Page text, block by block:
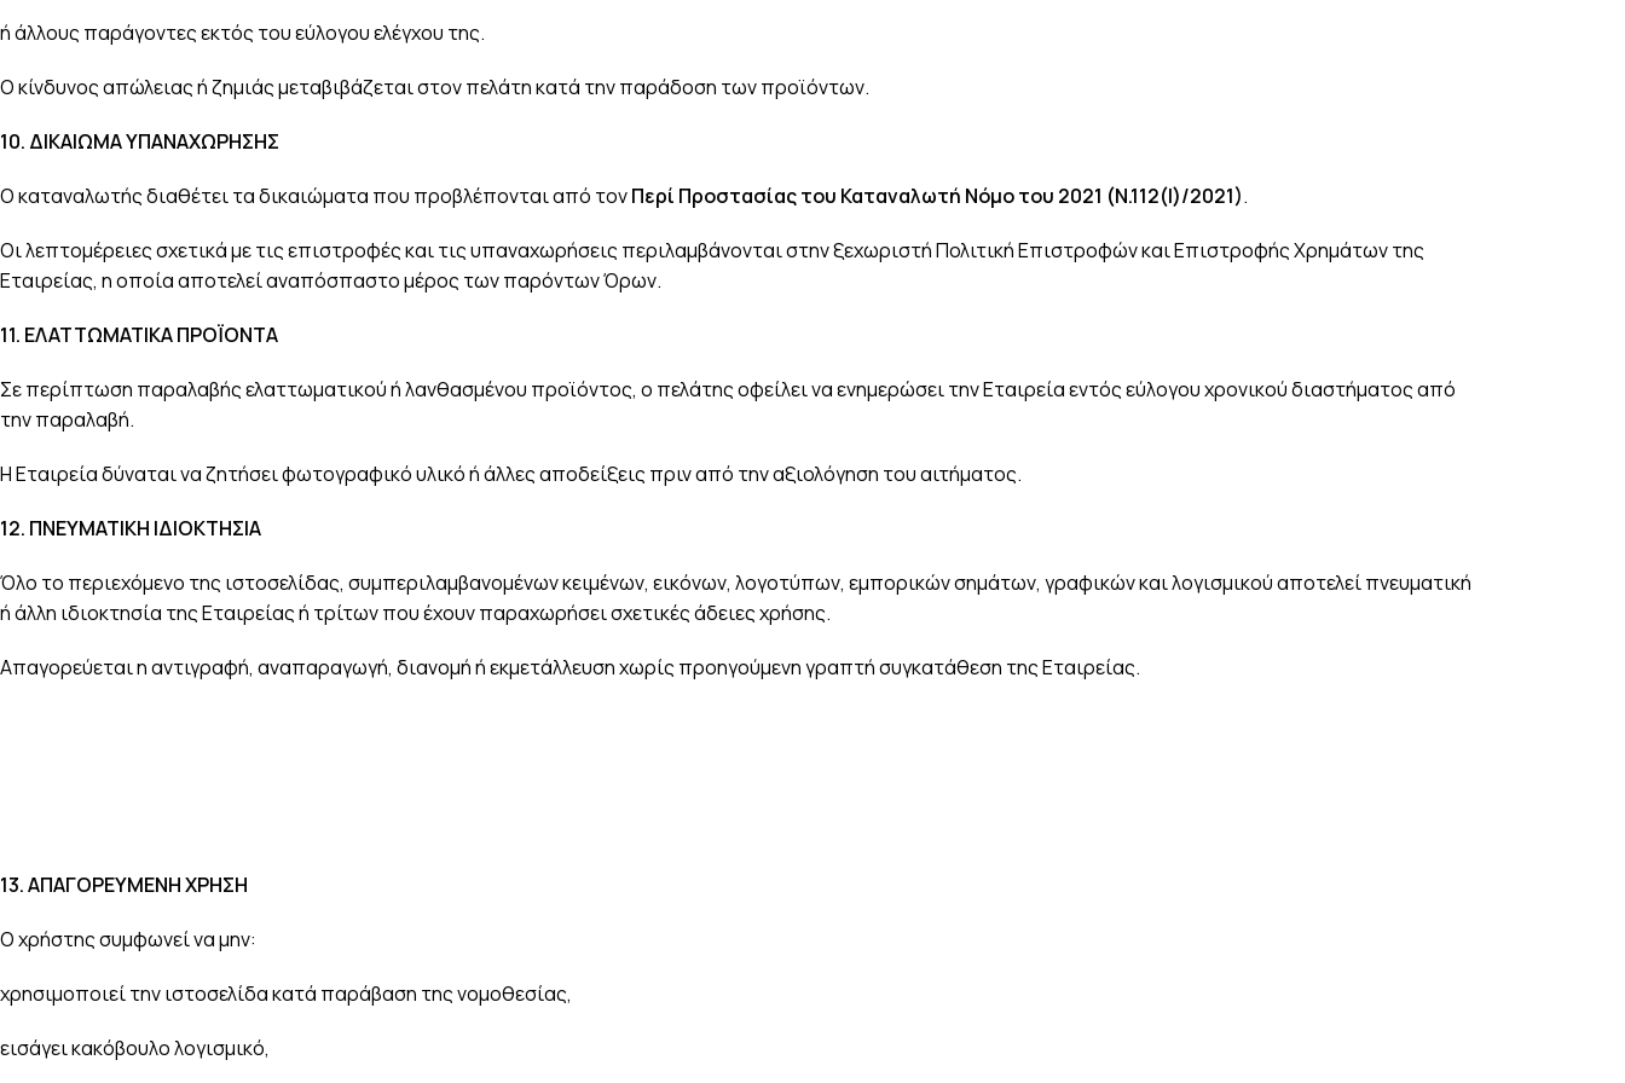
ή άλλους παράγοντες εκτός του εύλογου ελέγχου της.
Ο κίνδυνος απώλειας ή ζημιάς μεταβιβάζεται στον πελάτη κατά την παράδοση των προϊόντων.
10. ΔΙΚΑΙΩΜΑ ΥΠΑΝΑΧΩΡΗΣΗΣ
Ο καταναλωτής διαθέτει τα δικαιώματα που προβλέπονται από τονΠερί Προστασίας του Καταναλωτή Νόμο του 2021 (Ν.112(I)/2021).
Οι λεπτομέρειες σχετικά με τις επιστροφές και τις υπαναχωρήσεις περιλαμβάνονται στην ξεχωριστή Πολιτική Επιστροφών και Επιστροφής Χρημάτων της
Εταιρείας, η οποία αποτελεί αναπόσπαστο μέρος των παρόντων Όρων.
11. ΕΛΑΤΤΩΜΑΤΙΚΑ ΠΡΟΪΟΝΤΑ
Σε περίπτωση παραλαβής ελαττωματικού ή λανθασμένου προϊόντος, ο πελάτης οφείλει να ενημερώσει την Εταιρεία εντός εύλογου χρονικού διαστήματος από
την παραλαβή.
Η Εταιρεία δύναται να ζητήσει φωτογραφικό υλικό ή άλλες αποδείξεις πριν από την αξιολόγηση του αιτήματος.
12. ΠΝΕΥΜΑΤΙΚΗ ΙΔΙΟΚΤΗΣΙΑ
Όλο το περιεχόμενο της ιστοσελίδας, συμπεριλαμβανομένων κειμένων, εικόνων, λογοτύπων, εμπορικών σημάτων, γραφικών και λογισμικού αποτελεί πνευματική
ή άλλη ιδιοκτησία της Εταιρείας ή τρίτων που έχουν παραχωρήσει σχετικές άδειες χρήσης.
Απαγορεύεται η αντιγραφή, αναπαραγωγή, διανομή ή εκμετάλλευση χωρίς προηγούμενη γραπτή συγκατάθεση της Εταιρείας.
13.ΑΠΑΓΟΡΕΥΜΕΝΗ ΧΡΗΣΗ
Ο χρήστης συμφωνεί να μην:
χρησιμοποιεί την ιστοσελίδα κατά παράβαση της νομοθεσίας,
εισάγει κακόβουλο λογισμικό,